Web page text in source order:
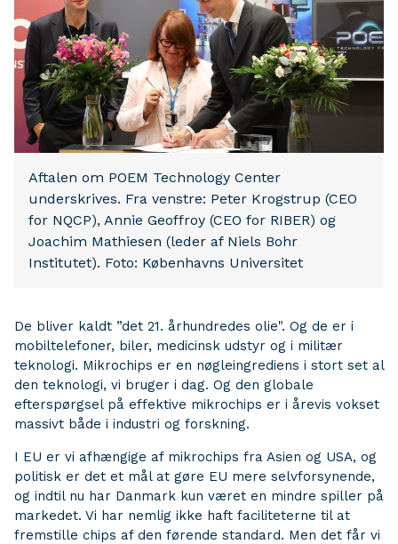
Aftalen om POEM Technology Center
underskrives. Fra venstre: Peter Krogstrup (CEO
for NQCP), Annie Geoffroy (CEO for RIBER) og
Joachim Mathiesen (leder af Niels Bohr
Institutet). Foto: Københavns Universitet
De bliver kaldt ”det 21. århundredes olie". Og de er i
mobiltelefoner, biler, medicinsk udstyr og i militær
teknologi. Mikrochips er en nøgleingrediens i stort set al
den teknologi, vi bruger i dag. Og den globale
efterspørgsel på effektive mikrochips er i årevis vokset
massivt både i industri og forskning.
I EU er vi afhængige af mikrochips fra Asien og USA, og
politisk er det et mål at gøre EU mere selvforsynende,
og indtil nu har Danmark kun været en mindre spiller på
markedet. Vi har nemlig ikke haft faciliteterne til at
fremstille chips af den førende standard. Men det får vi